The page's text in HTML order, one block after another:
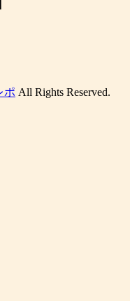
ポ All Rights Reserved.